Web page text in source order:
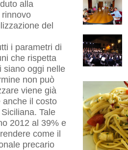
alla
del
i parametri di
che rispetta
siano oggi nelle
non può
viene già
anche il costo
Tale
2012 al 39% e
come il
precario